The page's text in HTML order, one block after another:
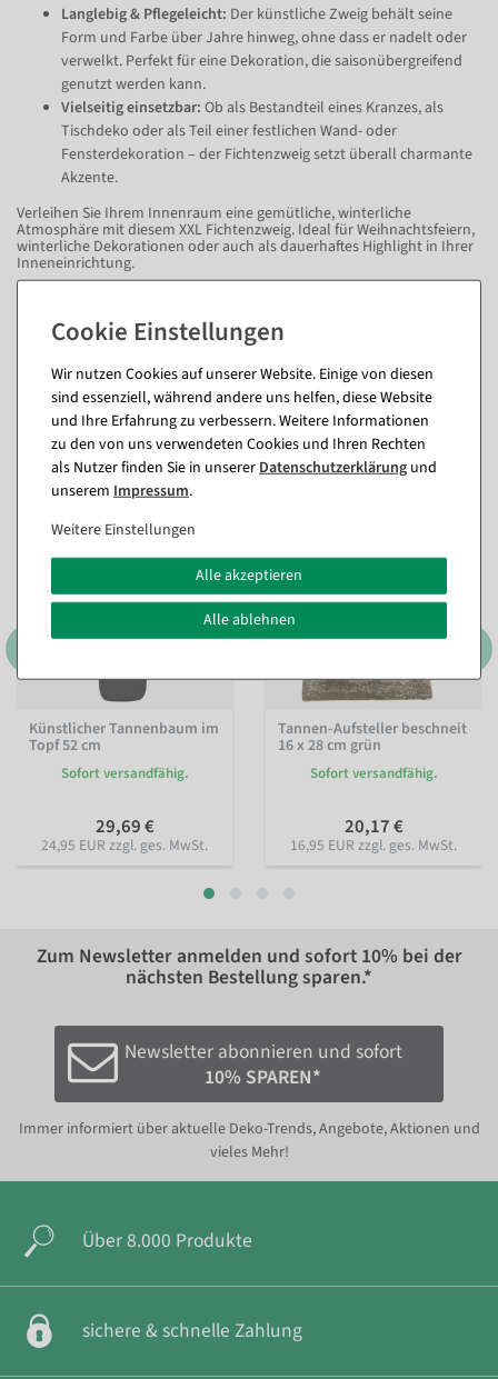
Langlebig & Pflegeleicht: Der künstliche Zweig behält seine
Form und Farbe über Jahre hinweg, ohne dass er nadelt oder
verwelkt. Perfekt für eine Dekoration, die saisonübergreifend
genutzt werden kann.
Vielseitig einsetzbar: Ob als Bestandteil eines Kranzes, als
Tischdeko oder als Teil einer festlichen Wand- oder
Fensterdekoration – der Fichtenzweig setzt überall charmante
Akzente.
Verleihen Sie Ihrem Innenraum eine gemütliche, winterliche
Atmosphäre mit diesem XXL Fichtenzweig. Ideal für Weihnachtsfeiern,
winterliche Dekorationen oder auch als dauerhaftes Highlight in Ihrer
Inneneinrichtung.
Fragen zum Artikel
Passende Artikel zu diesem Produkt
(8)
Künstlicher Tannenbaum im
Topf 52 cm
Sofort versandfähig.
29,69 €
24,95 EUR zzgl. ges. MwSt.
Tannen-Aufsteller beschneit
16 x 28 cm grün
Sofort versandfähig.
20,17 €
16,95 EUR zzgl. ges. MwSt.
Zum Newsletter anmelden und sofort 10% bei der
nächsten Bestellung sparen.*
Newsletter abonnieren und sofort
10% SPAREN*
Immer informiert über aktuelle Deko-Trends, Angebote, Aktionen und
vieles Mehr!
Über 8.000 Produkte
sichere & schnelle Zahlung
Wir nutzen Cookies auf unserer Website. Einige von diesen
sind essenziell, während andere uns helfen, diese Website
und Ihre Erfahrung zu verbessern. Weitere Informationen
zu den von uns verwendeten Cookies und Ihren Rechten
als Nutzer finden Sie in unsererDaten­schutz­erklärung und
unserem Impressum.
Weitere Einstellungen
Alle akzeptieren
Alle ablehnen